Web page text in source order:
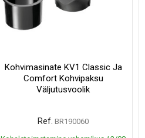
Kohvimasinate KV1 Classic Ja
Comfort Kohvipaksu
Väljutusvoolik
Ref. BR190060